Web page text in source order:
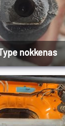
Type nokkenas